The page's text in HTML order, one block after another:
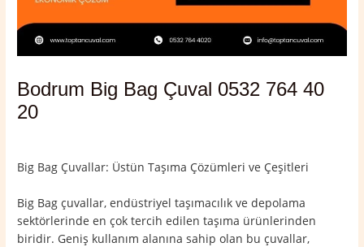
Bodrum Big Bag Çuval 0532 764 40
20
Big Bag Çuvallar: Üstün Taşıma Çözümleri ve Çeşitleri
Big Bag çuvallar, endüstriyel taşımacılık ve depolama
sektörlerinde en çok tercih edilen taşıma ürünlerinden
biridir. Geniş kullanım alanına sahip olan bu çuvallar,